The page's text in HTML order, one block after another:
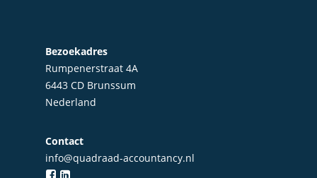
Bezoekadres
Rumpenerstraat 4A
6443 CD Brunssum
Nederland
Contact
info@quadraad-accountancy.nl